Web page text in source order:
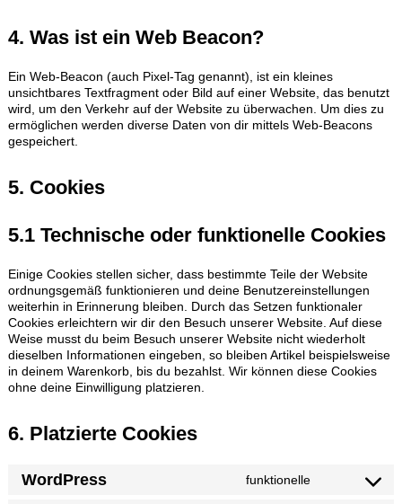
4. Was ist ein Web Beacon?
Ein Web-Beacon (auch Pixel-Tag genannt), ist ein kleines
unsichtbares Textfragment oder Bild auf einer Website, das benutzt
wird, um den Verkehr auf der Website zu überwachen. Um dies zu
ermöglichen werden diverse Daten von dir mittels Web-Beacons
gespeichert.
5. Cookies
5.1 Technische oder funktionelle Cookies
Einige Cookies stellen sicher, dass bestimmte Teile der Website
ordnungsgemäß funktionieren und deine Benutzereinstellungen
weiterhin in Erinnerung bleiben. Durch das Setzen funktionaler
Cookies erleichtern wir dir den Besuch unserer Website. Auf diese
Weise musst du beim Besuch unserer Website nicht wiederholt
dieselben Informationen eingeben, so bleiben Artikel beispielsweise
in deinem Warenkorb, bis du bezahlst. Wir können diese Cookies
ohne deine Einwilligung platzieren.
6. Platzierte Cookies
WordPress funktionelle
Consent